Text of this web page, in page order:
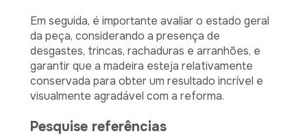
Em seguida, é importante avaliar o estado geral
da peça, considerando a presença de
desgastes, trincas, rachaduras e arranhões, e
garantir que a madeira esteja relativamente
conservada para obter um resultado incrível e
visualmente agradável com a reforma.
Pesquise referências